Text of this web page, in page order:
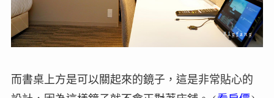
而書桌上方是可以關起來的鏡子，這是非常貼心的